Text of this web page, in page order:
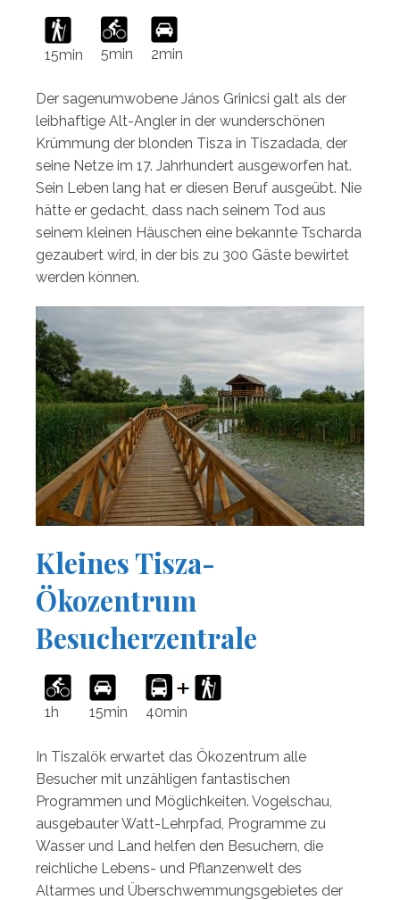
15min 5min 2min
Der sagenumwobene János Grinicsi galt als der
leibhaftige Alt-Angler in der wunderschönen
Krümmung der blonden Tisza in Tiszadada, der
seine Netze im 17. Jahrhundert ausgeworfen hat.
Sein Leben lang hat er diesen Beruf ausgeübt. Nie
hätte er gedacht, dass nach seinem Tod aus
seinem kleinen Häuschen eine bekannte Tscharda
gezaubert wird, in der bis zu 300 Gäste bewirtet
werden können.
Kleines Tisza-
Ökozentrum
Besucherzentrale
1h 15min 40min
In Tiszalök erwartet das Ökozentrum alle
Besucher mit unzähligen fantastischen
Programmen und Möglichkeiten. Vogelschau,
ausgebauter Watt-Lehrpfad, Programme zu
Wasser und Land helfen den Besuchern, die
reichliche Lebens- und Pflanzenwelt des
Altarmes und Überschwemmungsgebietes der